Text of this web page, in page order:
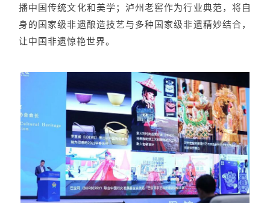
播中国传统文化和美学；泸州老窖作为行业典范，将自
身的国家级非遗酿造技艺与多种国家级非遗精妙结合，
让中国非遗惊艳世界。